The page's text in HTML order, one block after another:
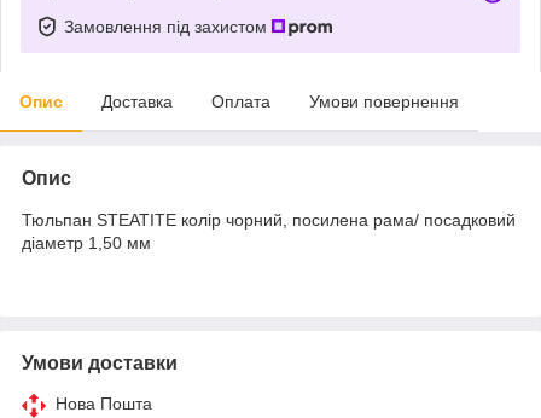
Замовлення під захистом
Опис Доставка Оплата Умови повернення
Опис
Тюльпан STEATITE колір чорний, посилена рама/ посадковий
діаметр 1,50 мм
Умови доставки
Нова Пошта